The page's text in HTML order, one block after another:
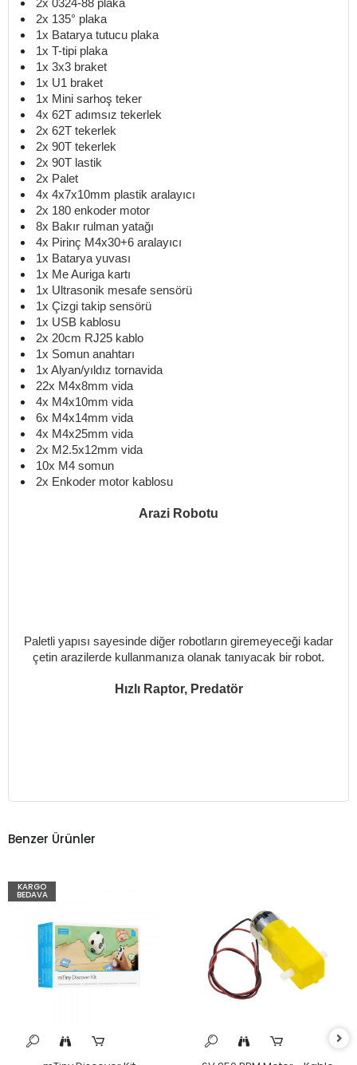
2x 0324-88 plaka
2x 135° plaka
1x Batarya tutucu plaka
1x T-tipi plaka
1x 3x3 braket
1x U1 braket
1x Mini sarhoş teker
4x 62T adımsız tekerlek
2x 62T tekerlek
2x 90T tekerlek
2x 90T lastik
2x Palet
4x 4x7x10mm plastik aralayıcı
2x 180 enkoder motor
8x Bakır rulman yatağı
4x Pirinç M4x30+6 aralayıcı
1x Batarya yuvası
1x Me Auriga kartı
1x Ultrasonik mesafe sensörü
1x Çizgi takip sensörü
1x USB kablosu
2x 20cm RJ25 kablo
1x Somun anahtarı
1x Alyan/yıldız tornavida
22x M4x8mm vida
4x M4x10mm vida
6x M4x14mm vida
4x M4x25mm vida
2x M2.5x12mm vida
10x M4 somun
2x Enkoder motor kablosu
Arazi Robotu
Paletli yapısı sayesinde diğer robotların giremeyeceği kadar
çetin arazilerde kullanmanıza olanak tanıyacak bir robot.
Hızlı Raptor, Predatör
Benzer Ürünler
KARGO
BEDAVA